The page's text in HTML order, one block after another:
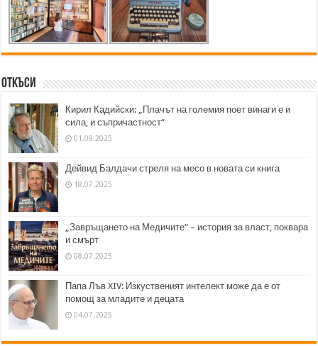
Откъси
Кирил Кадийски: „Плачът на големия поет винаги е и
сила, и съпричастност“
01.09.2025
Дейвид Балдачи стреля на месо в новата си книга
18.07.2025
„Завръщането на Медичите“ – история за власт, поквара
и смърт
08.07.2025
Папа Лъв XIV: Изкуственият интелект може да е от
помощ за младите и децата
04.07.2025